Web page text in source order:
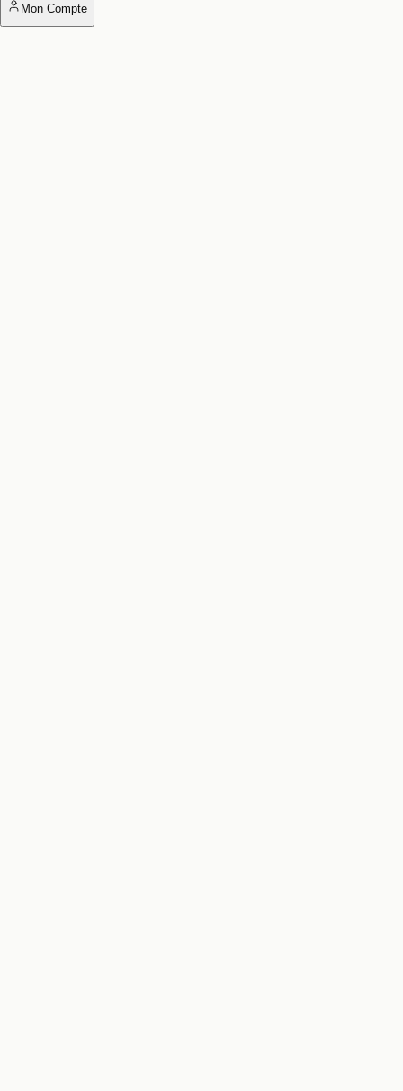
Mon Compte